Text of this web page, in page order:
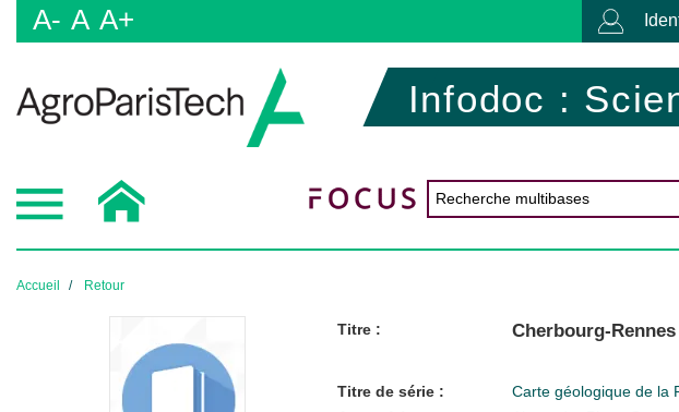
A- A A+
Infodoc :
Accueil Retour
Titre : Cherbourg-Rennes
Titre de série : Carte géologique de la